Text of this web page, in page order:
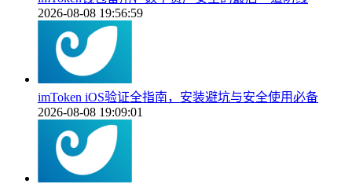
2026-08-08 19:56:59
imToken iOS验证全指南，安装避坑与安全使用必备
2026-08-08 19:09:01